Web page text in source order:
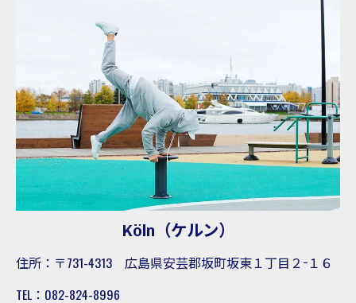
Köln（ケルン）
住所：〒731-4313 広島県安芸郡坂町坂東１丁目２−１６
TEL：082-824-8996